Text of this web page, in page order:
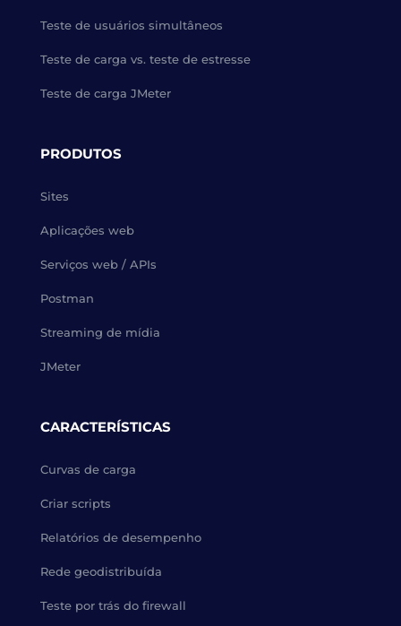
Teste de usuários simultâneos
Teste de carga vs. teste de estresse
Teste de carga JMeter
PRODUTOS
Sites
Aplicações web
Serviços web / APIs
Postman
Streaming de mídia
JMeter
CARACTERÍSTICAS
Curvas de carga
Criar scripts
Relatórios de desempenho
Rede geodistribuída
Teste por trás do firewall